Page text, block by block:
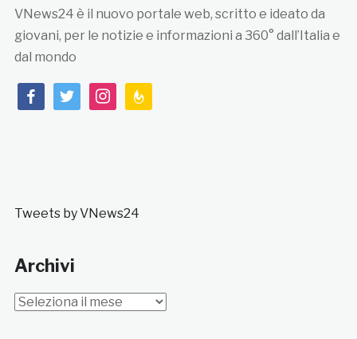
VNews24 è il nuovo portale web, scritto e ideato da
giovani, per le notizie e informazioni a 360° dall’Italia e
dal mondo
facebooktwitterinstagramfeedburner
Tweets by VNews24
Archivi
Archivi